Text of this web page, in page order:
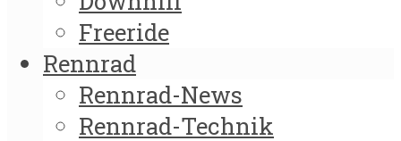
Freeride
Rennrad
Rennrad-News
Rennrad-Technik